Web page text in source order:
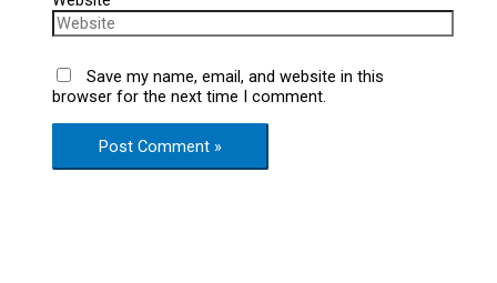
Save my name, email, and website in this
browser for the next time I comment.